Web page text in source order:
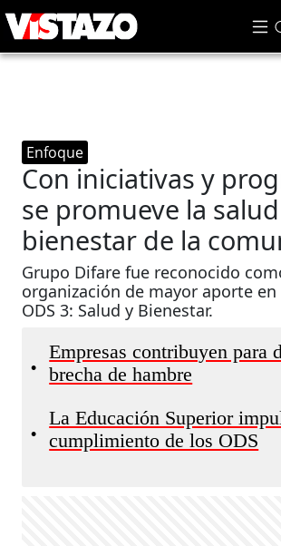
Enfoque
Con iniciativas y
se promueve la
bienestar de la
Grupo Difare fue reconocido
organización de mayor aporte en
ODS 3: Salud y Bienestar.
•
Empresas contribuyen para
brecha de hambre
•
La Educación Superior
cumplimiento de los ODS